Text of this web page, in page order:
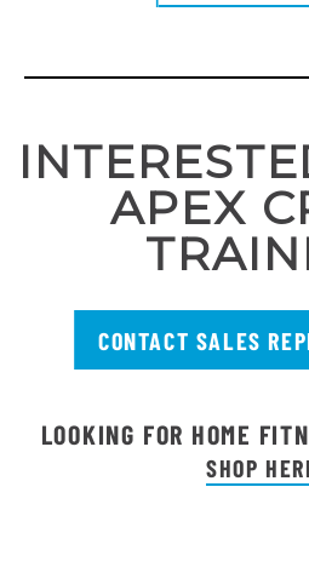
APEX
CONTACT SALES
LOOKING FOR HOME
SHOP